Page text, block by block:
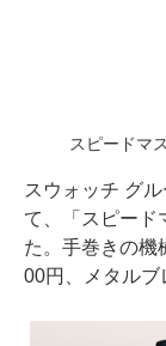
スピードマ
スウォッチ グ
て、「スピード
た。手巻きの機
00円、メタルブ